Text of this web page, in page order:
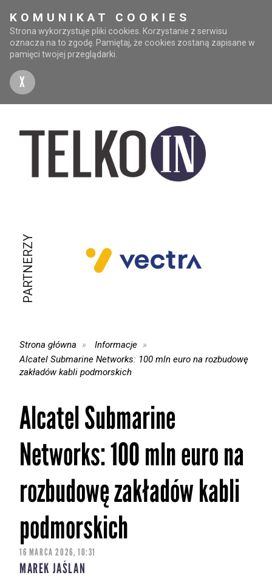
KOMUNIKAT COOKIES
Strona wykorzystuje pliki cookies. Korzystanie z serwisu
oznacza na to zgodę. Pamiętaj, że cookies zostaną zapisane w
pamięci twojej przeglądarki.
X
PARTNERZY
Strona główna
Informacje
Alcatel Submarine Networks: 100 mln euro na rozbudowę
zakładów kabli podmorskich
Alcatel Submarine
Networks: 100 mln euro na
rozbudowę zakładów kabli
podmorskich
16 MARCA 2026, 10:31
MAREK JAŚLAN